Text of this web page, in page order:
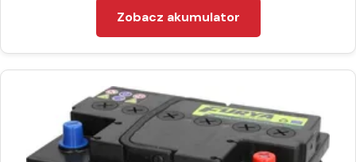
Zobacz akumulator